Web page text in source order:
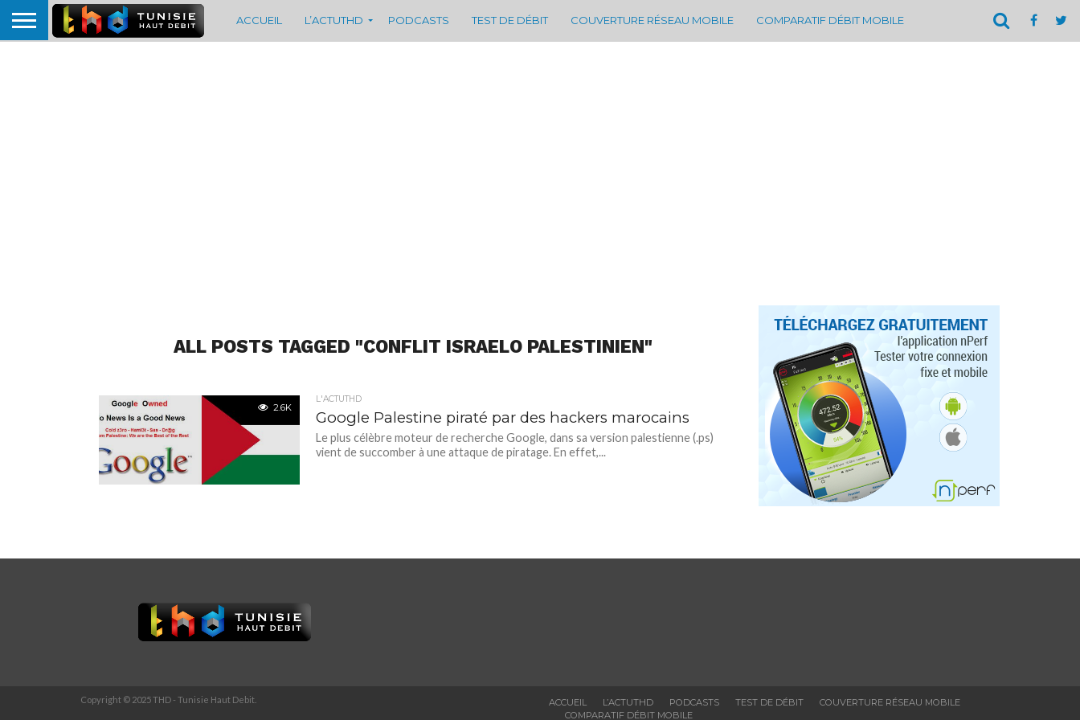
ACCUEIL L’ACTUTHD PODCASTS TEST DE DÉBIT COUVERTURE RÉSEAU MOBILE COMPARATIF DÉBIT MOBILE
ALL POSTS TAGGED "CONFLIT ISRAELO PALESTINIEN"
2.6K
L'ACTUTHD
Google Palestine piraté par des hackers marocains
Le plus célèbre moteur de recherche Google, dans sa version palestienne (.ps)
vient de succomber à une attaque de piratage. En effet,...
ACCUEIL L’ACTUTHD PODCASTS TEST DE DÉBIT
COUVERTURE RÉSEAU MOBILE
COMPARATIF DÉBIT MOBILE
Copyright © 2025 THD - Tunisie Haut Debit.